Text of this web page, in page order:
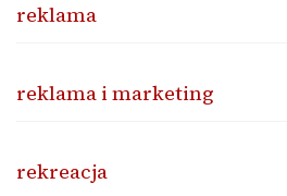
reklama
reklama i marketing
rekreacja